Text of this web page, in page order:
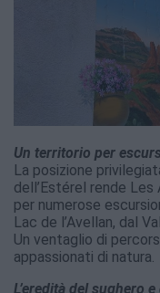
Un territorio per
La posizione
dell’Estérel rende
per numerose
Lac de l’Avellan, dal
Un ventaglio di
appassionati di natura.
L’eredità del sughero